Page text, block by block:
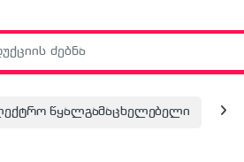
წყალგამაცხელებელი